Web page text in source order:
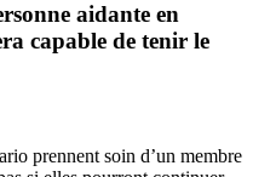
aidante en
capable de tenir le
prennent soin d’un membre